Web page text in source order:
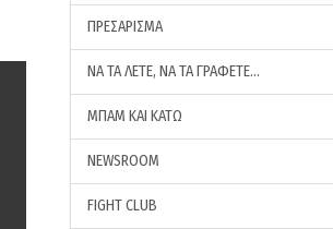
ΠΡΕΣΑΡΙΣΜΑ
ΝΑ ΤΑ ΛΕΤΕ, ΝΑ ΤΑ ΓΡΑΦΕΤΕ…
ΜΠΑΜ ΚΑΙ ΚΑΤΩ
NEWSROOM
FIGHT CLUB